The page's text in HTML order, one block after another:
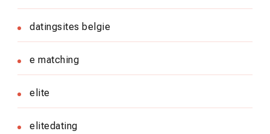
datingsites belgie
e matching
elite
elitedating